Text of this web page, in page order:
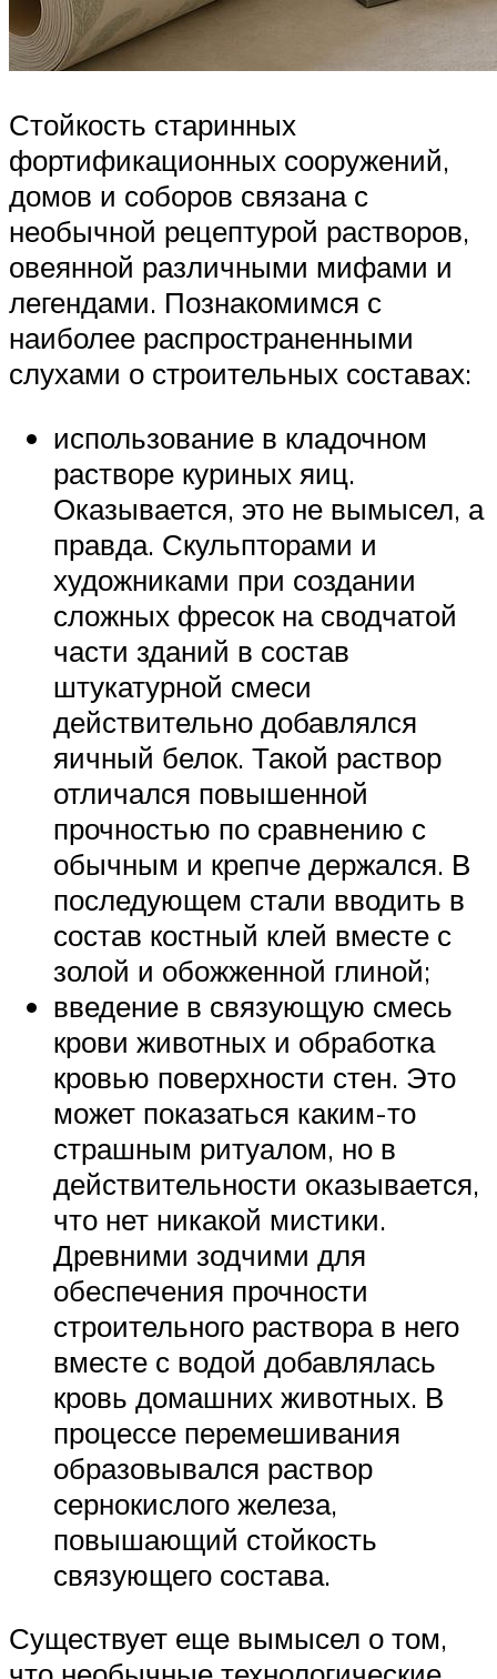
Стойкость старинных
фортификационных сооружений,
домов и соборов связана с
необычной рецептурой растворов,
овеянной различными мифами и
легендами. Познакомимся с
наиболее распространенными
слухами о строительных составах:
использование в кладочном
растворе куриных яиц.
Оказывается, это не вымысел, а
правда. Скульпторами и
художниками при создании
сложных фресок на сводчатой
части зданий в состав
штукатурной смеси
действительно добавлялся
яичный белок. Такой раствор
отличался повышенной
прочностью по сравнению с
обычным и крепче держался. В
последующем стали вводить в
состав костный клей вместе с
золой и обожженной глиной;
введение в связующую смесь
крови животных и обработка
кровью поверхности стен. Это
может показаться каким-то
страшным ритуалом, но в
действительности оказывается,
что нет никакой мистики.
Древними зодчими для
обеспечения прочности
строительного раствора в него
вместе с водой добавлялась
кровь домашних животных. В
процессе перемешивания
образовывался раствор
сернокислого железа,
повышающий стойкость
связующего состава.
Существует еще вымысел о том,